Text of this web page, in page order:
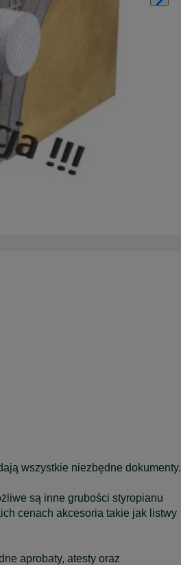
wszystkie niezbędne dokumenty.
są inne grubości styropianu
cenach akcesoria takie jak listwy
aprobaty, atesty oraz